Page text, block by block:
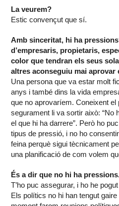
La veurem?
Estic convençut que sí.
Amb sinceritat, hi ha
d’empresaris, propietaris,
color que tendran els seus
altres aconseguiu mai aprovar
Una persona que va estar molt
anys i també dins la vida
que no aprovaríem. Coneixent el
segurament li va sortir això: “No
el que hi ha darrere”. Però ho
tipus de pressió, i no ho
feina perquè sigui tècnicament
una planificació de com volem
És a dir que no hi ha
T’ho puc assegurar, i ho he
Els polítics no hi han tengut